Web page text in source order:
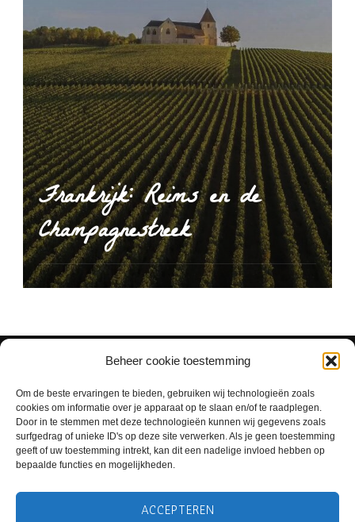
Beheer cookie toestemming
Om de beste ervaringen te bieden, gebruiken wij technologieën zoals
cookies om informatie over je apparaat op te slaan en/of te raadplegen.
Door in te stemmen met deze technologieën kunnen wij gegevens zoals
surfgedrag of unieke ID's op deze site verwerken. Als je geen toestemming
geeft of uw toestemming intrekt, kan dit een nadelige invloed hebben op
bepaalde functies en mogelijkheden.
ACCEPTEREN
Frankrijk: Reims en de
Champagnestreek